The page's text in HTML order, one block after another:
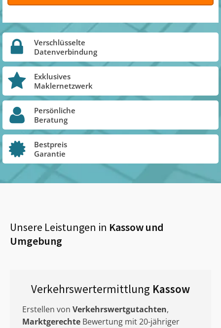
Verschlüsselte
Datenverbindung
Exklusives
Maklernetzwerk
Persönliche
Beratung
Bestpreis
Garantie
Unsere Leistungen in Kassowund
Umgebung
Verkehrswertermittlung Kassow
Erstellen von Verkehrswertgutachten,
Marktgerechte Bewertung mit 20-jähriger